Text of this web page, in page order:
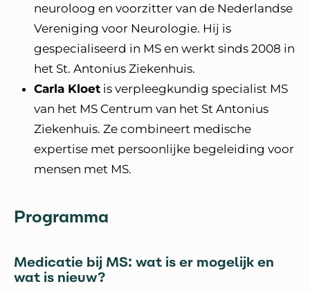
neuroloog en voorzitter van de Nederlandse
Vereniging voor Neurologie. Hij is
gespecialiseerd in MS en werkt sinds 2008 in
het St. Antonius Ziekenhuis.
Carla Kloet is verpleegkundig specialist MS
van het MS Centrum van het St Antonius
Ziekenhuis. Ze combineert medische
expertise met persoonlijke begeleiding voor
mensen met MS.
Programma
Medicatie bij MS: wat is er mogelijk en
wat is nieuw?